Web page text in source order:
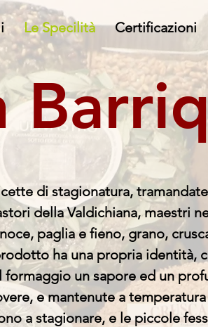
Le Specilità Certificazioni
di stagionatura,
della Valdichiana, maestri
paglia e fieno, grano,
ha una propria identità,
formaggio un sapore ed un
e mantenute a
a stagionare, e le piccole